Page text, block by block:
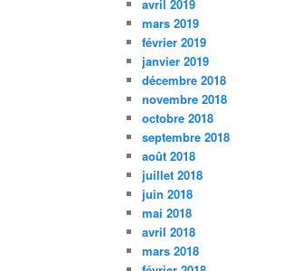
avril 2019
mars 2019
février 2019
janvier 2019
décembre 2018
novembre 2018
octobre 2018
septembre 2018
août 2018
juillet 2018
juin 2018
mai 2018
avril 2018
mars 2018